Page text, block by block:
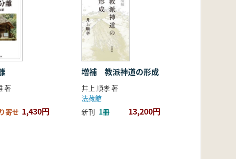
著
寄せ 1,430円
増補 教派神道の形成
井上 順孝 著
法藏館
新刊 1冊 13,200円